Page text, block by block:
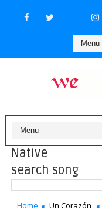
Native
search song
Home Un Corazón